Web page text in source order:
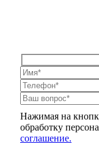
Нажимая на
обработку
соглашение.